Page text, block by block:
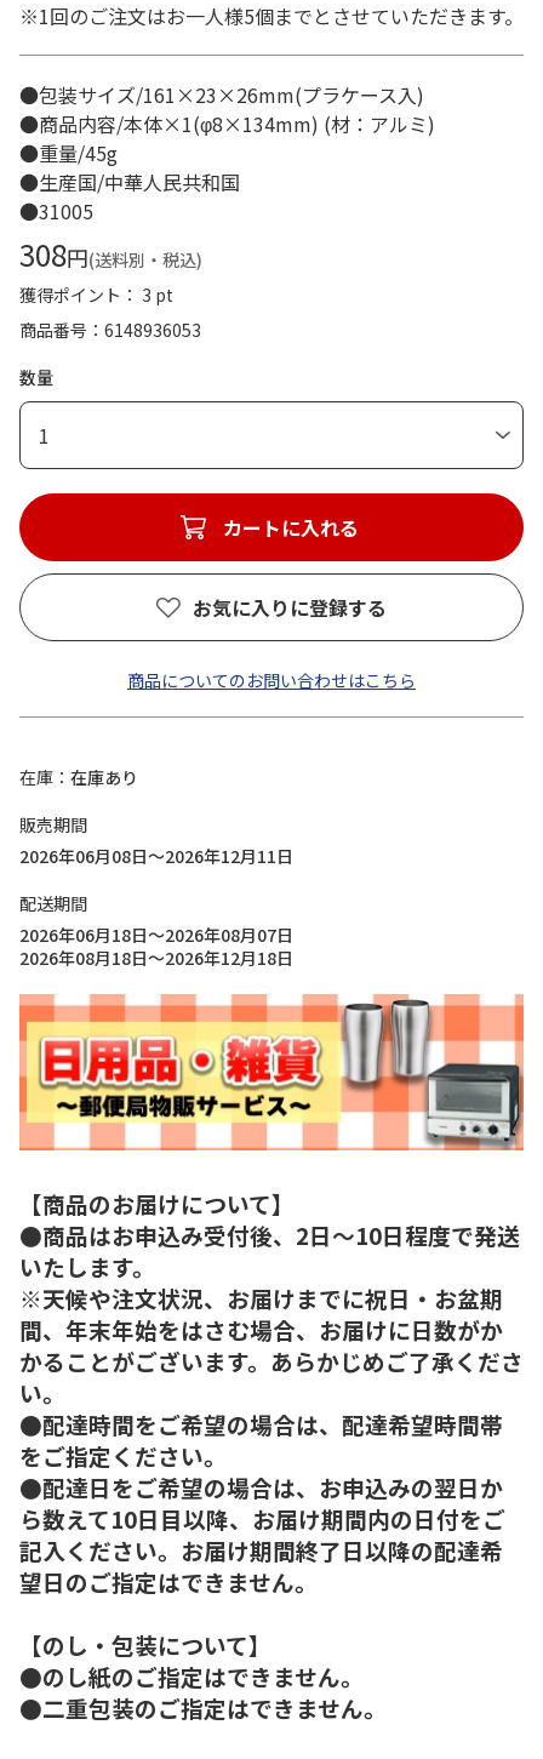
※1回のご注文はお一人様5個までとさせていただきます。
●包装サイズ/161×23×26mm(プラケース入)
●商品内容/本体×1(φ8×134mm) (材：アルミ)
●重量/45g
●生産国/中華人民共和国
●31005
308円(送料別・税込)
獲得ポイント： 3 pt
商品番号
6148936053
数量
1
カートに入れる
お気に入りに登録する
商品についてのお問い合わせはこちら
在庫
在庫あり
販売期間
2026年06月08日～2026年12月11日
配送期間
2026年06月18日～2026年08月07日
2026年08月18日～2026年12月18日
【商品のお届けについて】
●商品はお申込み受付後、2日～10日程度で発送
いたします。
※天候や注文状況、お届けまでに祝日・お盆期
間、年末年始をはさむ場合、お届けに日数がか
かることがございます。あらかじめご了承くださ
い。
●配達時間をご希望の場合は、配達希望時間帯
をご指定ください。
●配達日をご希望の場合は、お申込みの翌日か
ら数えて10日目以降、お届け期間内の日付をご
記入ください。お届け期間終了日以降の配達希
望日のご指定はできません。
【のし・包装について】
●のし紙のご指定はできません。
●二重包装のご指定はできません。